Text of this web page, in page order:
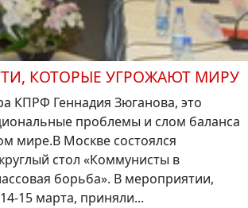
КОТОРЫЕ УГРОЖАЮТ МИРУ
КПРФ Геннадия Зюганова, это
проблемы и слом баланса
мире.В Москве состоялся
стол «Коммунисты в
борьба». В мероприятии,
15 марта, приняли...